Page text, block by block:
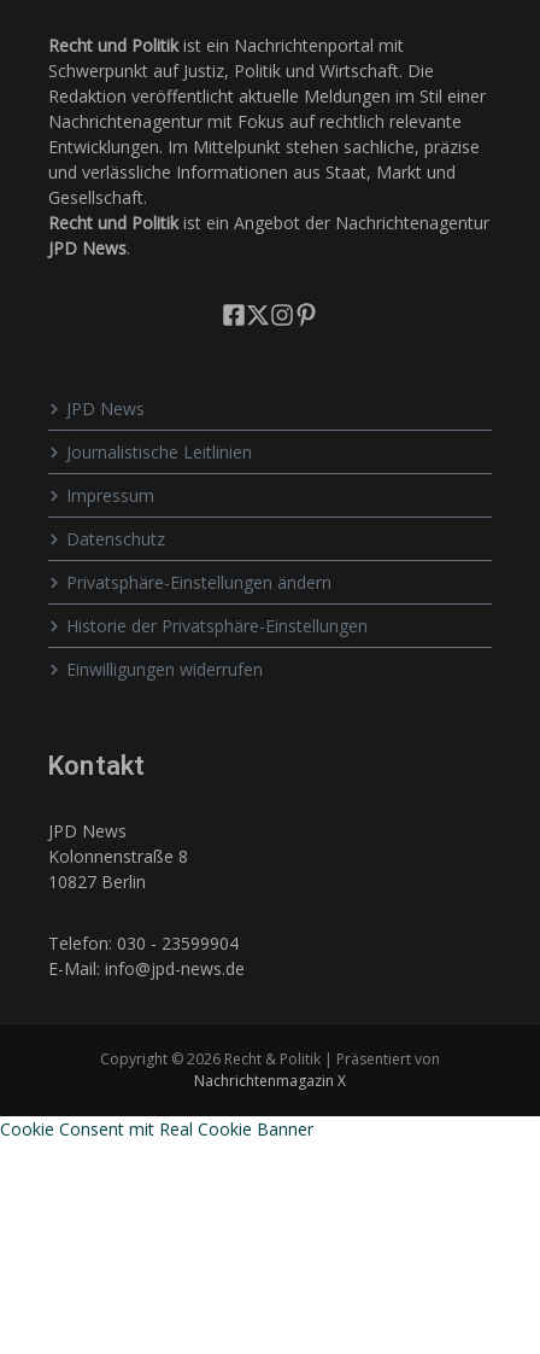
Recht und Politikist ein Nachrichtenportal mit
Schwerpunkt auf Justiz, Politik und Wirtschaft. Die
Redaktion veröffentlicht aktuelle Meldungen im Stil einer
Nachrichtenagentur mit Fokus auf rechtlich relevante
Entwicklungen. Im Mittelpunkt stehen sachliche, präzise
und verlässliche Informationen aus Staat, Markt und
Gesellschaft.
Recht und Politikist ein Angebot der Nachrichtenagentur
JPD News.
JPD News
Journalistische Leitlinien
Impressum
Datenschutz
Privatsphäre-Einstellungen ändern
Historie der Privatsphäre-Einstellungen
Einwilligungen widerrufen
Kontakt
JPD News
Kolonnenstraße 8
10827 Berlin
Telefon: 030 - 23599904
E-Mail: info@jpd-news.de
Copyright © 2026 Recht & Politik | Präsentiert von
Nachrichtenmagazin X
Cookie Consent mit Real Cookie Banner